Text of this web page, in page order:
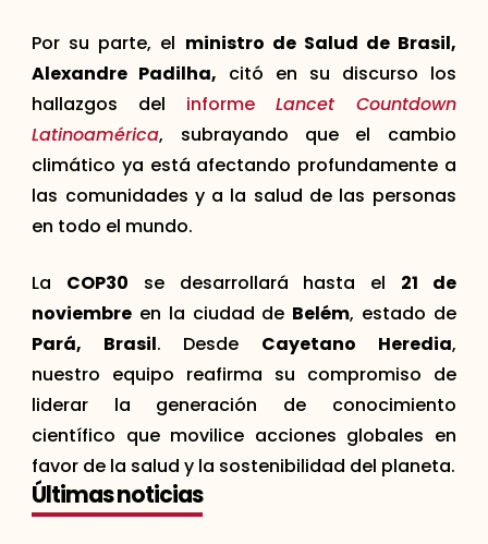
Por su parte, el ministro de Salud de Brasil,
Alexandre Padilha, citó en su discurso los
hallazgos del informe Lancet Countdown
Latinoamérica, subrayando que el cambio
climático ya está afectando profundamente a
las comunidades y a la salud de las personas
en todo el mundo.
La COP30 se desarrollará hasta el 21 de
noviembre en la ciudad de Belém, estado de
Pará, Brasil. Desde Cayetano Heredia,
nuestro equipo reafirma su compromiso de
liderar la generación de conocimiento
científico que movilice acciones globales en
favor de la salud y la sostenibilidad del planeta.
Últimas noticias